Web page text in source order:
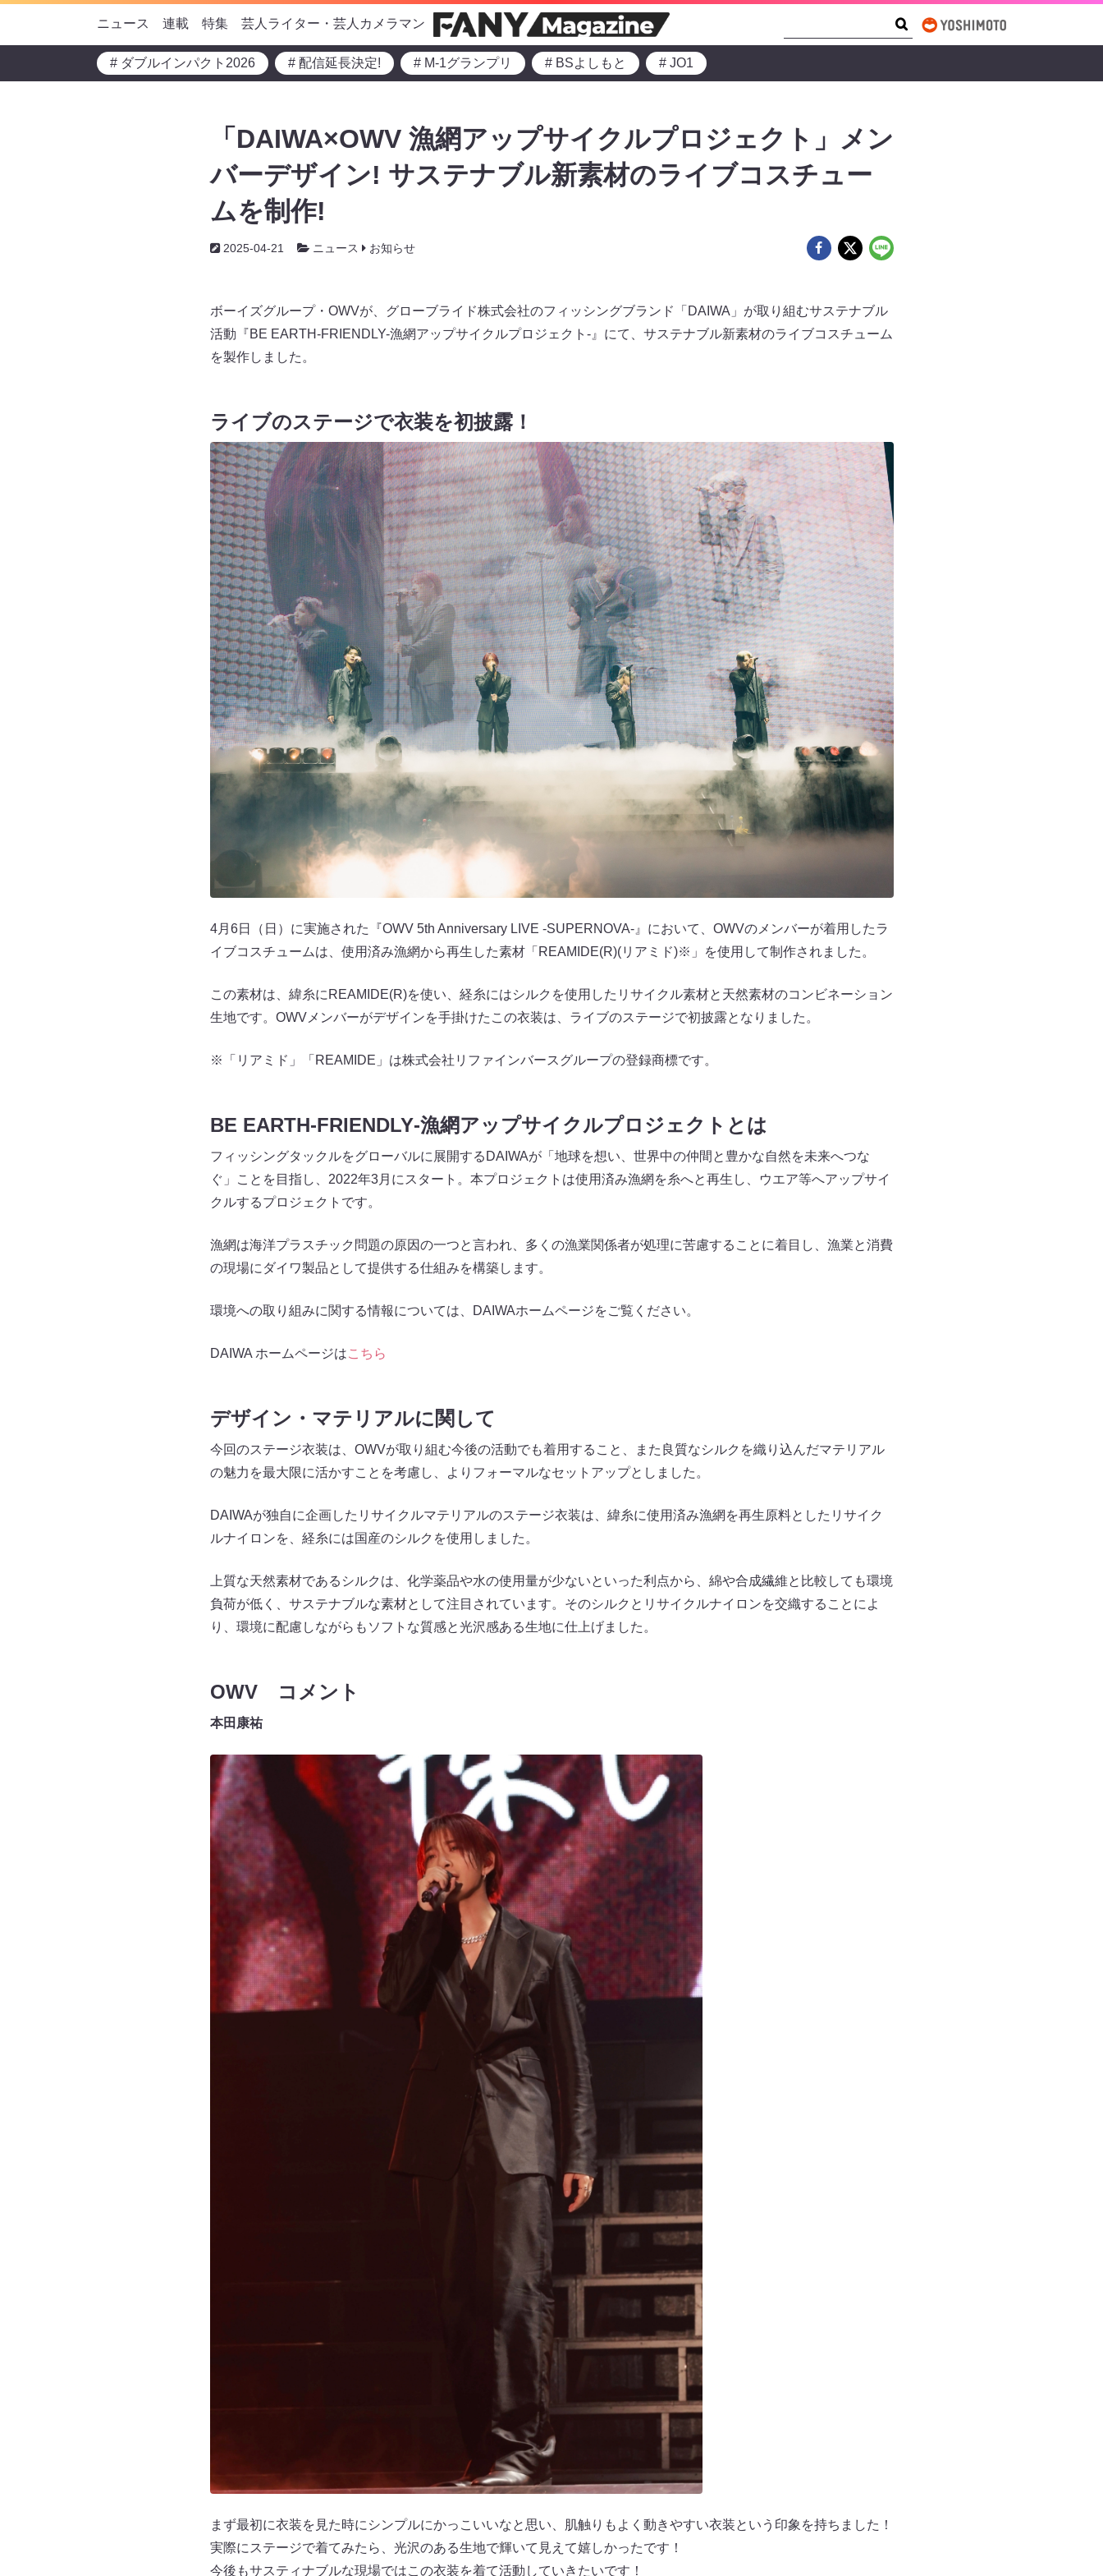
ニュース 連載 特集 芸人ライター・芸人カメラマン
# ダブルインパクト2026 # 配信延長決定! # M-1グランプリ # BSよしもと # JO1
「DAIWA×OWV 漁網アップサイクルプロジェクト」メン
バーデザイン! サステナブル新素材のライブコスチュー
ムを制作!
2025-04-21 ニュース お知らせ
ボーイズグループ・OWVが、グローブライド株式会社のフィッシングブランド「DAIWA」が取り組むサステナブル
活動『BE EARTH-FRIENDLY-漁網アップサイクルプロジェクト-』にて、サステナブル新素材のライブコスチューム
を製作しました。
ライブのステージで衣装を初披露！
4月6日（日）に実施された『OWV 5th Anniversary LIVE -SUPERNOVA-』において、OWVのメンバーが着用したラ
イブコスチュームは、使用済み漁網から再生した素材「REAMIDE(R)(リアミド)※」を使用して制作されました。
この素材は、緯糸にREAMIDE(R)を使い、経糸にはシルクを使用したリサイクル素材と天然素材のコンビネーション
生地です。OWVメンバーがデザインを手掛けたこの衣装は、ライブのステージで初披露となりました。
※「リアミド」「REAMIDE」は株式会社リファインバースグループの登録商標です。
BE EARTH-FRIENDLY‐漁網アップサイクルプロジェクトとは
フィッシングタックルをグローバルに展開するDAIWAが「地球を想い、世界中の仲間と豊かな自然を未来へつな
ぐ」ことを目指し、2022年3月にスタート。本プロジェクトは使用済み漁網を糸へと再生し、ウエア等へアップサイ
クルするプロジェクトです。
漁網は海洋プラスチック問題の原因の一つと言われ、多くの漁業関係者が処理に苦慮することに着目し、漁業と消費
の現場にダイワ製品として提供する仕組みを構築します。
環境への取り組みに関する情報については、DAIWAホームページをご覧ください。
DAIWA ホームページはこちら
デザイン・マテリアルに関して
今回のステージ衣装は、OWVが取り組む今後の活動でも着用すること、また良質なシルクを織り込んだマテリアル
の魅力を最大限に活かすことを考慮し、よりフォーマルなセットアップとしました。
DAIWAが独自に企画したリサイクルマテリアルのステージ衣装は、緯糸に使用済み漁網を再生原料としたリサイク
ルナイロンを、経糸には国産のシルクを使用しました。
上質な天然素材であるシルクは、化学薬品や水の使用量が少ないといった利点から、綿や合成繊維と比較しても環境
負荷が低く、サステナブルな素材として注目されています。そのシルクとリサイクルナイロンを交織することによ
り、環境に配慮しながらもソフトな質感と光沢感ある生地に仕上げました。
OWV コメント
本田康祐
まず最初に衣装を見た時にシンプルにかっこいいなと思い、肌触りもよく動きやすい衣装という印象を持ちました！
実際にステージで着てみたら、光沢のある生地で輝いて見えて嬉しかったです！
今後もサスティナブルな現場ではこの衣装を着て活動していきたいです！